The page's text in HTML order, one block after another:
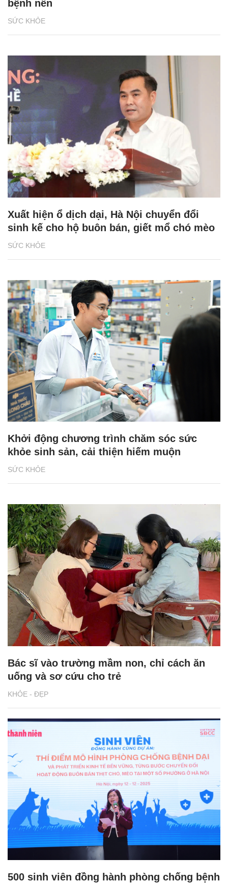
SỨC KHỎE
bệnh nền
SỨC KHỎE
Xuất hiện ổ dịch dại, Hà Nội chuyển đổi
sinh kế cho hộ buôn bán, giết mổ chó mèo
SỨC KHỎE
Khởi động chương trình chăm sóc sức
khỏe sinh sản, cải thiện hiếm muộn
KHỎE - ĐẸP
Bác sĩ vào trường mầm non, chỉ cách ăn
uống và sơ cứu cho trẻ
500 sinh viên đồng hành phòng chống bệnh